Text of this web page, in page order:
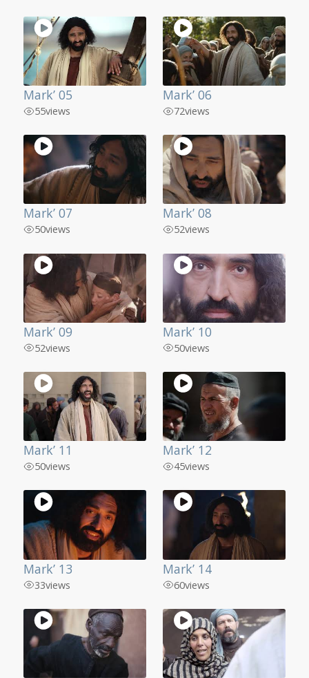
Mark’ 05
55views
Mark’ 06
72views
Mark’ 07
50views
Mark’ 08
52views
Mark’ 09
52views
Mark’ 10
50views
Mark’ 11
50views
Mark’ 12
45views
Mark’ 13
33views
Mark’ 14
60views